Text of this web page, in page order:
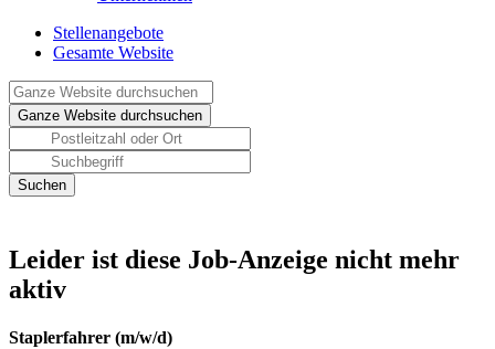
Stellenangebote
Gesamte Website
Leider ist diese Job-Anzeige nicht mehr
aktiv
Staplerfahrer (m/w/d)